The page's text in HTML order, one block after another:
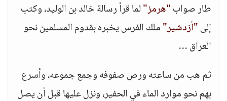
طار صواب"هرمز"لما قرأ رسالة خالد بن الوليد، وكتب
إلى"أزدشير"ملك الفرس يخبره بقدوم المسلمين نحو
العراق …
ثم هب من ساعته ورص صفوفه وجمع جموعه، وأسرع
بهم نحو موارد الماء في الحفير، ونزل عليها قبل أن يصل